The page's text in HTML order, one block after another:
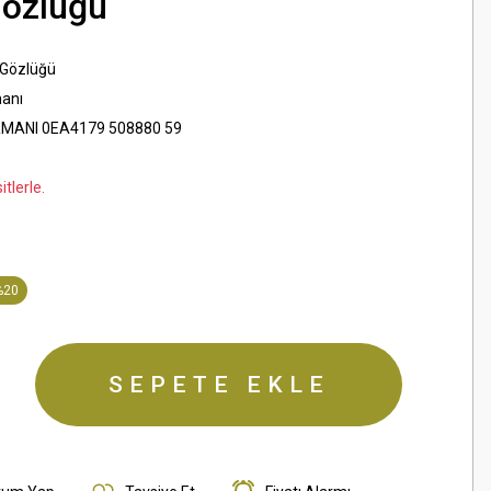
0EA4179 508880 59
SEPETE EKLE